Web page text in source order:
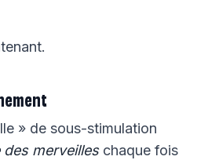
» de sous-stimulation
merveilleschaque fois